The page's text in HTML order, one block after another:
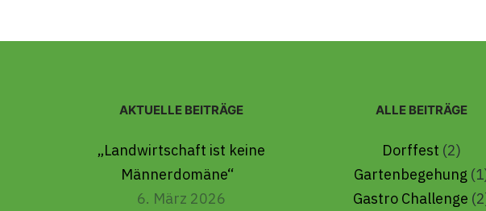
AKTUELLE BEITRÄGE
„Landwirtschaft ist keine
Männerdomäne“
6. März 2026
ALLE BEITRÄGE
Dorffest (2)
Gartenbegehung
Gastro Challenge